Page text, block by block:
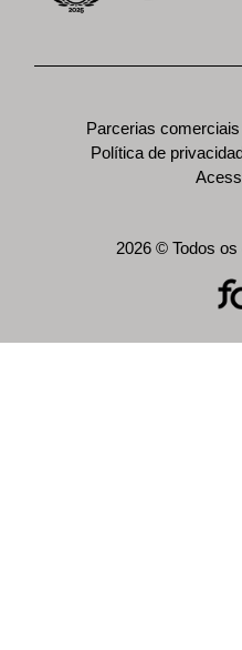
Parcerias comerciais
Política de
2026 © Todos